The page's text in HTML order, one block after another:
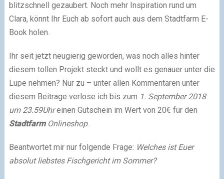
blitzschnell gezaubert. Noch mehr Inspiration rund um
Clara, könnt Ihr Euch ab sofort auch aus dem Stadtfarm E-
Book holen.
Ihr seit jetzt neugierig geworden, was noch alles hinter
diesem tollen Projekt steckt und wollt es genauer unter die
Lupe nehmen? Nur zu – unter allen Kommentaren unter
diesem Beitrage verlose ich bis zum 1. September 2018
um 23.59Uhreinen Gutschein im Wert von 20€ für den
Stadtfarm Onlineshop.
Beantwortet mir nur folgende Frage: Welches ist Euer
absolut liebstes Fischgericht im Sommer?